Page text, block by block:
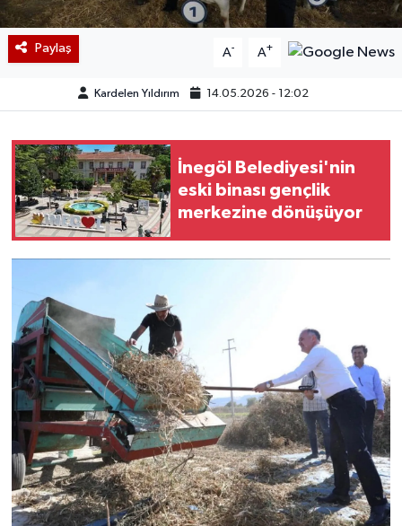
Paylaş A- A+
Kardelen Yıldırım 14.05.2026 - 12:02
İnegöl Belediyesi'nin
eski binası gençlik
merkezine dönüşüyor